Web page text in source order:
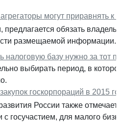
могут приравнять к
предлагается обязать
размещаемой информации.
налоговую базу нужно за тот
выбирать период, в
госкорпораций в 2015
России также
с госучастием, для малого